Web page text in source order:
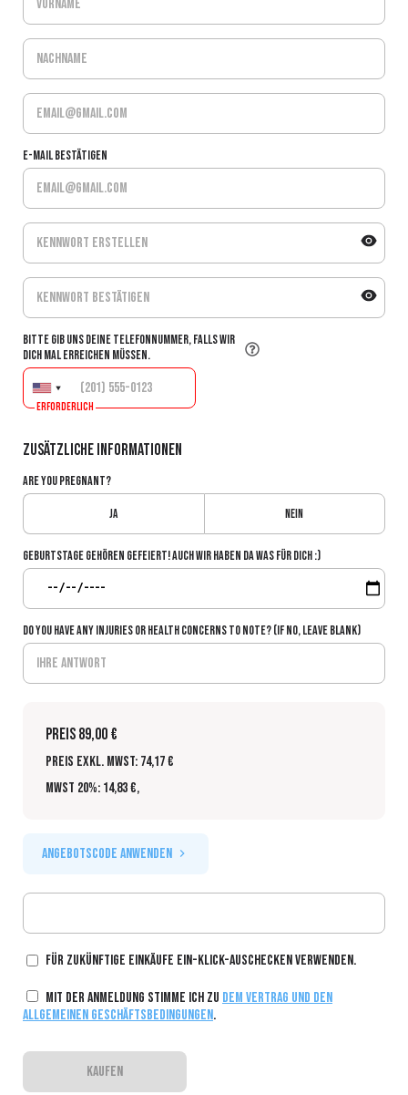
E-Mail bestätigen
Bitte gib uns deine Telefonnummer, falls wir
dich mal erreichen müssen.
Erforderlich
Zusätzliche Informationen
Are you pregnant?
Ja Nein
Geburtstage gehören gefeiert! Auch wir haben da was für dich :)
Do you have any injuries or health concerns to note? (If no, leave blank)
Preis89,00 €
Preis exkl. MwSt: 74,17 €
MwSt 20%: 14,83 €,
Angebotscode anwenden
Für zukünftige Einkäufe ein-Klick-Auschecken verwenden.
Mit der Anmeldung stimme ich zu dem Vertrag und den
allgemeinen Geschäftsbedingungen.
KAUFEN